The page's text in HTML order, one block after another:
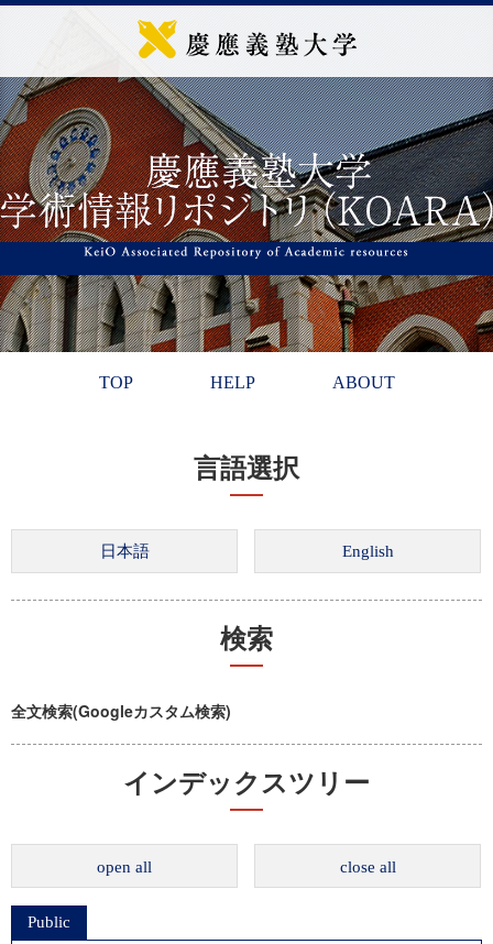
TOP HELP ABOUT
言語選択
検索
全文検索(Googleカスタム検索)
インデックスツリー
open all close all
Public